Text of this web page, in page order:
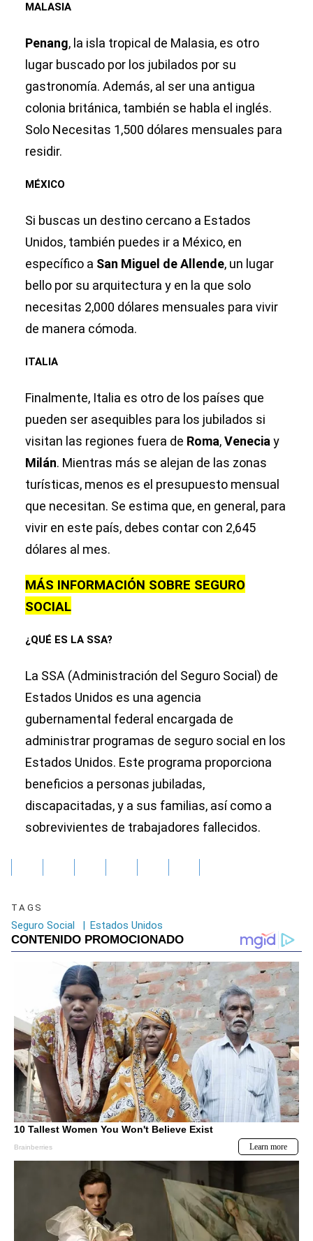
MALASIA
Penang, la isla tropical de Malasia, es otro
lugar buscado por los jubilados por su
gastronomía. Además, al ser una antigua
colonia británica, también se habla el inglés.
Solo Necesitas 1,500 dólares mensuales para
residir.
MÉXICO
Si buscas un destino cercano a Estados
Unidos, también puedes ir a México, en
específico a San Miguel de Allende, un lugar
bello por su arquitectura y en la que solo
necesitas 2,000 dólares mensuales para vivir
de manera cómoda.
ITALIA
Finalmente, Italia es otro de los países que
pueden ser asequibles para los jubilados si
visitan las regiones fuera de Roma,Veneciay
Milán. Mientras más se alejan de las zonas
turísticas, menos es el presupuesto mensual
que necesitan. Se estima que, en general, para
vivir en este país, debes contar con 2,645
dólares al mes.
MÁS INFORMACIÓN SOBRE SEGURO
SOCIAL
¿QUÉ ES LA SSA?
La SSA (Administración del Seguro Social) de
Estados Unidos es una agencia
gubernamental federal encargada de
administrar programas de seguro social en los
Estados Unidos. Este programa proporciona
beneficios a personas jubiladas,
discapacitadas, y a sus familias, así como a
sobrevivientes de trabajadores fallecidos.
TAGS
Seguro Social | Estados Unidos